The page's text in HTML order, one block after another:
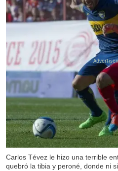
Carlos Tévez le hizo una terrible
quebró la tibia y peroné, donde ni